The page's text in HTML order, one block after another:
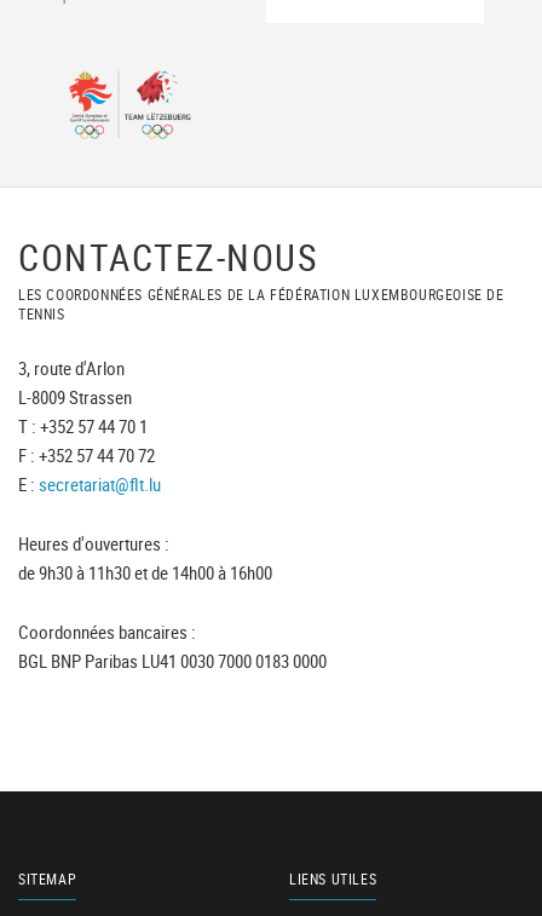
CONTACTEZ-NOUS
LES COORDONNÉES GÉNÉRALES DE LA FÉDÉRATION LUXEMBOURGEOISE DE
TENNIS
3, route d'Arlon
L-8009 Strassen
T : +352 57 44 70 1
F : +352 57 44 70 72
E : secretariat@flt.lu
Heures d'ouvertures :
de 9h30 à 11h30 et de 14h00 à 16h00
Coordonnées bancaires :
BGL BNP Paribas LU41 0030 7000 0183 0000
SITEMAP LIENS UTILES